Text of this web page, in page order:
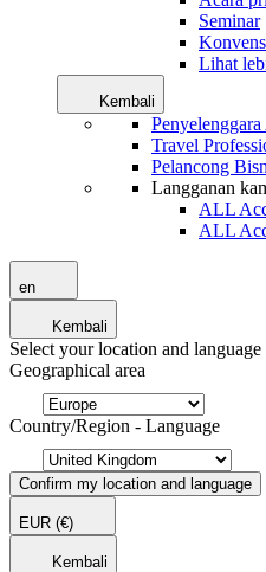
Seminar
Lihat
Kembali
Penyelenggara
Travel
Pelancong
Langganan
ALL
ALL
en
Kembali
Select your location and
Geographical area
Country/Region - Language
Confirm my location and language
EUR (€)
Kembali